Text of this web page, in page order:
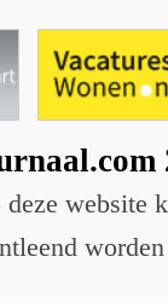
website
worden